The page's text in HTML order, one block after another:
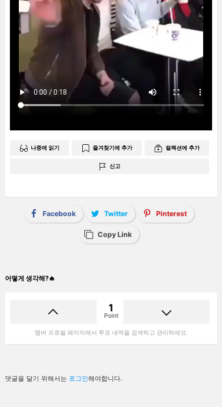
나중에 읽기 즐겨찾기에 추가 컬렉션에 추가
신고
Facebook Twitter Pinterest
Copy Link
어떻게 생각해?🔥
1
Point
멤버 프로필 페이지에서 투표 내역을 검색하고 관리하세요.
답
글
댓글을 달기 위해서는 로그인해야합니다.